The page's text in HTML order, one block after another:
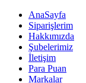
AnaSayfa
Siparişlerim
Hakkımızda
Şubelerimiz
İletişim
Para Puan
Markalar